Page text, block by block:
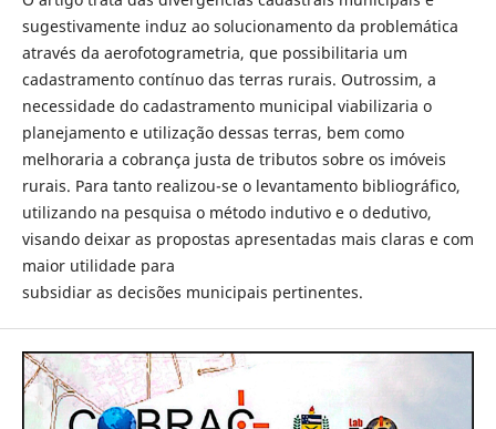
sugestivamente induz ao solucionamento da problemática
através da aerofotogrametria, que possibilitaria um
cadastramento contínuo das terras rurais. Outrossim, a
necessidade do cadastramento municipal viabilizaria o
planejamento e utilização dessas terras, bem como
melhoraria a cobrança justa de tributos sobre os imóveis
rurais. Para tanto realizou-se o levantamento bibliográfico,
utilizando na pesquisa o método indutivo e o dedutivo,
visando deixar as propostas apresentadas mais claras e com
maior utilidade para
subsidiar as decisões municipais pertinentes.